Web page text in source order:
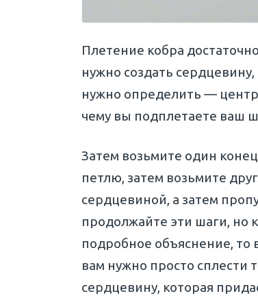
Плетение кобра
нужно создать
нужно определить — центр
чему вы подплетаете ваш
Затем возьмите один
петлю, затем возьмите
сердцевиной, а затем
продолжайте эти шаги, но
подробное объяснение, то
вам нужно просто сплести
сердцевину, которая